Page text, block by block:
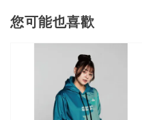
您可能也喜歡